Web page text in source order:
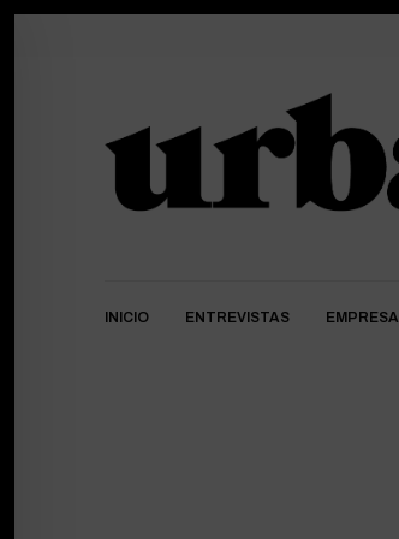
INICIO ENTREVISTAS EMPRESA